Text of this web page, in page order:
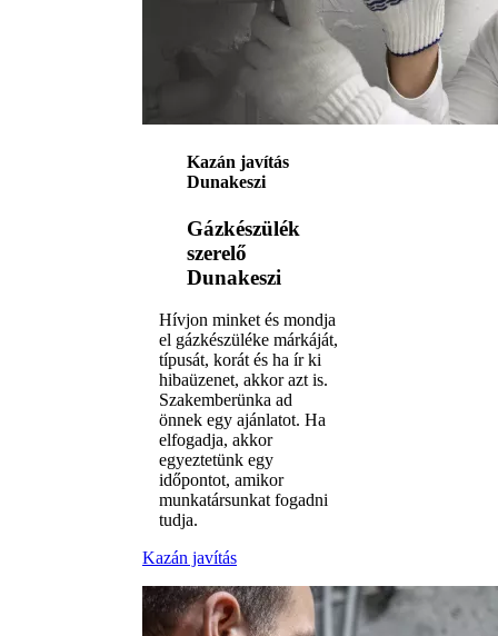
Kazán javítás
Dunakeszi
Gázkészülék
szerelő
Dunakeszi
Hívjon minket és mondja
el gázkészüléke márkáját,
típusát, korát és ha ír ki
hibaüzenet, akkor azt is.
Szakemberünka ad
önnek egy ajánlatot. Ha
elfogadja, akkor
egyeztetünk egy
időpontot, amikor
munkatársunkat fogadni
tudja.
Kazán javítás